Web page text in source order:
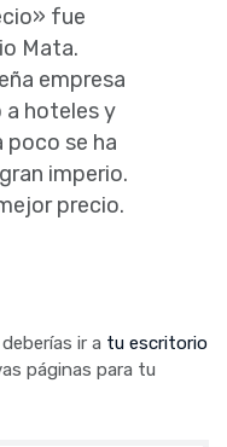
fue
Mata.
empresa
a hoteles y
poco se ha
imperio.
precio.
ir a tu escritorio
páginas para tu